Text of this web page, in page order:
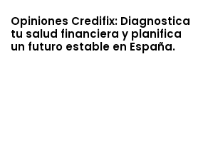
Opiniones Credifix: Diagnostica
tu salud financiera y planifica
un futuro estable en España.